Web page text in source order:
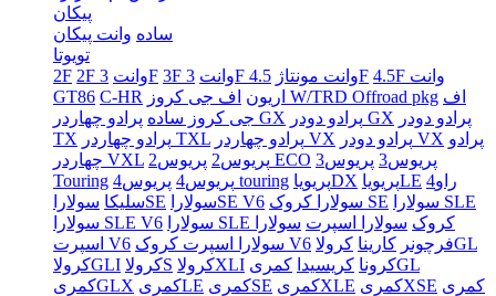
پیکان
ساده وانت پیکان
تویوتا
2F
2F وانت3F 3F وانت 3F وانت مونتاژ4.5F
4.5F وانت
GT86 C-HR اریون اف جی کروز W/TRD Offroad pkg اف
جی کروز ساده پرادو چهاردر GX پرادو دودر GX پرادو دودر
TX
پرادو چهاردر TXL پرادو چهاردر VX پرادو دودر VX پرادو
چهاردر VXL
پریوس2 پریوس2 ECO پریوس3
پریوس3
Touring
پریوس4 پریوس4 touring پریویاDX پریویاLE
راو4
سلیکاسولاراSE سولاراSE V6 سولارا کروک SE
سولارا SLE
سولارا SLE V6
سولارا SLE کروک سولارا اسپرت سولارا
اسپرت V6
سولارا اسپرت کروک V6 فرچونر کارینا
کرولاGL
کرولاGLI
کرولاS کرولاXLI کرونا کریسیدا
کمریGL
کمریGLX
کمریLE کمریSE کمریXLE کمریXSE کمری